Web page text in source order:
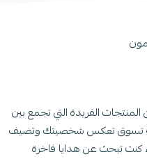
الفريدة التي تجمع بين
تسوق تعكس شخصيتك وتضيف
كنت تبحث عن هدايا فاخرة